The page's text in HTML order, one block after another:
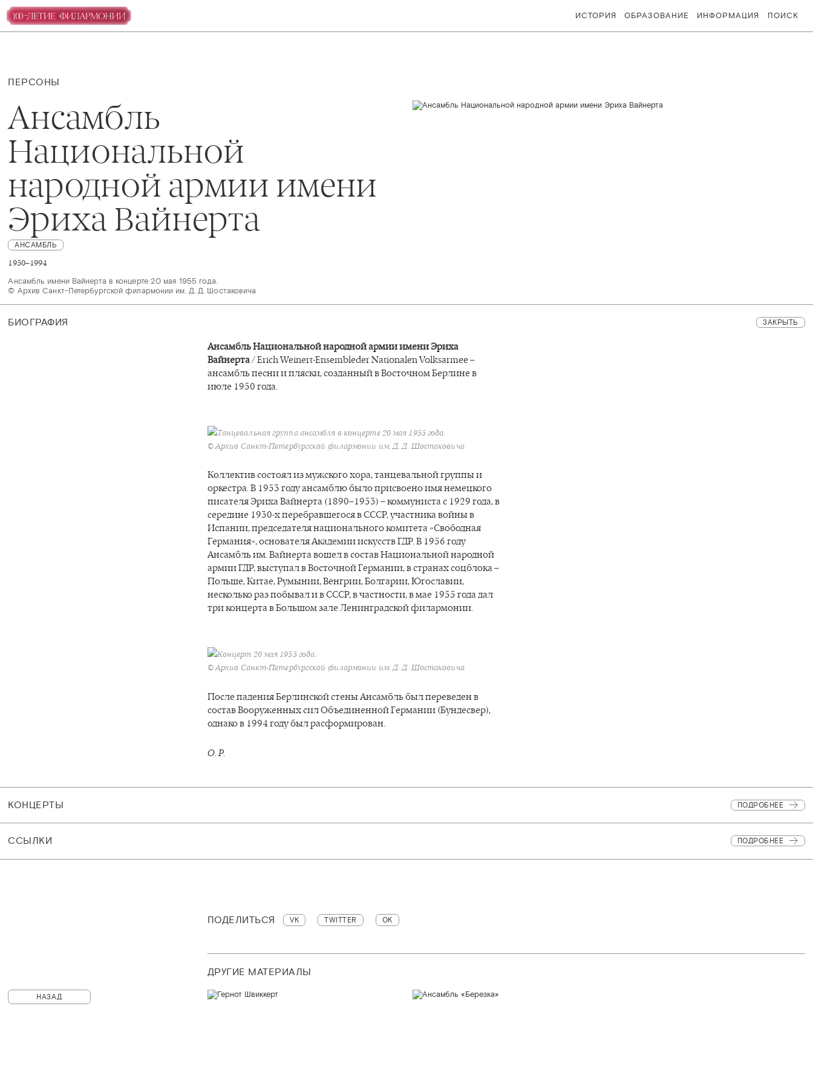
ИСТОРИЯ ОБРАЗОВАНИЕ ИНФОРМАЦИЯ ПОИСК
ПЕРСОНЫ
Ансамбль
Национальной
народной армии имени
Эриха Вайнерта
АНСАМБЛЬ
1950–1994
Ансамбль имени Вайнерта в концерте 20 мая 1955 года.
© Архив Санкт-Петербургской филармонии им. Д. Д. Шостаковича
БИОГРАФИЯ ЗАКРЫТЬ
Ансамбль Национальной народной армии имени Эриха
Вайнерта/ Erich Weinert-Ensembleder Nationalen Volksarmee –
ансамбль песни и пляски, созданный в Восточном Берлине в
июле 1950 года.
Танцевальная группа ансамбля в концерте 20 мая 1955 года.
© Архив Санкт-Петербургской филармонии им. Д. Д. Шостаковича
Коллектив состоял из мужского хора, танцевальной группы и
оркестра. В 1953 году ансамблю было присвоено имя немецкого
писателя Эриха Вайнерта (1890–1953) – коммуниста с 1929 года, в
середине 1930-х перебравшегося в СССР, участника войны в
Испании, председателя национального комитета «Свободная
Германия», основателя Академии искусств ГДР. В 1956 году
Ансамбль им. Вайнерта вошел в состав Национальной народной
армии ГДР, выступал в Восточной Германии, в странах соцблока –
Польше, Китае, Румынии, Венгрии, Болгарии, Югославии,
несколько раз побывал и в СССР, в частности, в мае 1955 года дал
три концерта в Большом зале Ленинградской филармонии.
Концерт 20 мая 1955 года.
© Архив Санкт-Петербургской филармонии им. Д. Д. Шостаковича
После падения Берлинской стены Ансамбль был переведен в
состав Вооруженных сил Объединенной Германии (Бундесвер),
однако в 1994 году был расформирован.
О. Р.
КОНЦЕРТЫ ПОДРОБНЕЕ
CСЫЛКИ ПОДРОБНЕЕ
ПОДЕЛИТЬСЯ VK TWITTER OK
ДРУГИЕ МАТЕРИАЛЫ
НАЗАД